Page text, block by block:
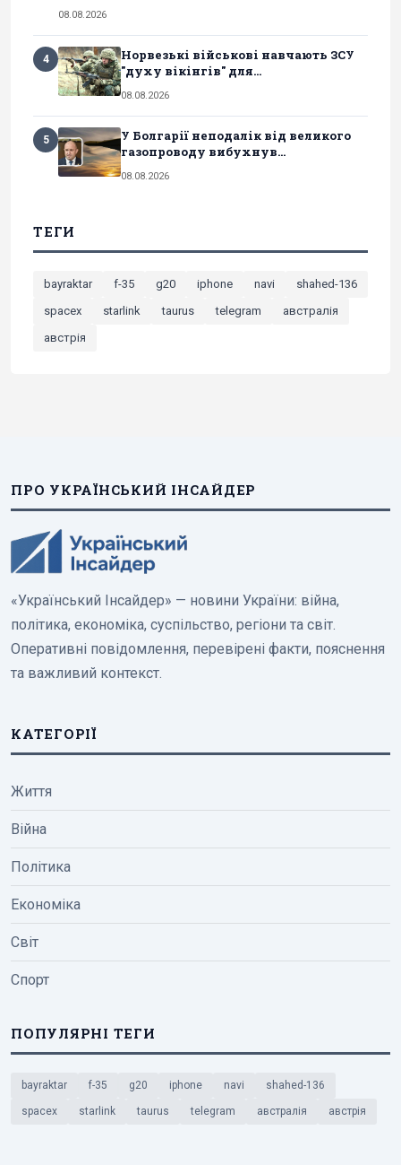
08.08.2026
4
Норвезькі військові навчають ЗСУ
"духу вікінгів" для...
08.08.2026
5
У Болгарії неподалік від великого
газопроводу вибухнув...
08.08.2026
ТЕГИ
bayraktar f-35 g20 iphone navi
shahed-136
spacex
starlink taurus telegram
австралія
австрія
ПРО УКРАЇНСЬКИЙ ІНСАЙДЕР
«Український Інсайдер» — новини України: війна,
політика, економіка, суспільство, регіони та світ.
Оперативні повідомлення, перевірені факти, пояснення
та важливий контекст.
КАТЕГОРІЇ
Життя
Війна
Політика
Економіка
Світ
Спорт
ПОПУЛЯРНІ ТЕГИ
bayraktar f-35 g20 iphone navi shahed-136
spacex starlink taurus telegram австралія австрія